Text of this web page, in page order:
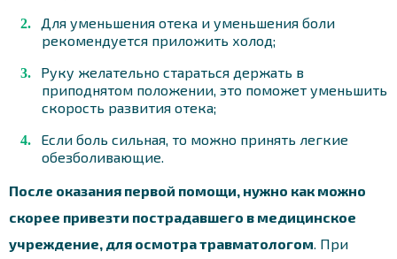
Для уменьшения отека и уменьшения боли
рекомендуется приложить холод;
Руку желательно стараться держать в
приподнятом положении, это поможет уменьшить
скорость развития отека;
Если боль сильная, то можно принять легкие
обезболивающие.
После оказания первой помощи, нужно как можно
скорее привезти пострадавшего в медицинское
учреждение, для осмотра травматологом. При